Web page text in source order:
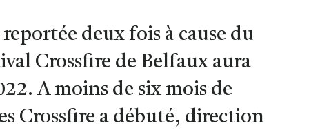
deux fois à cause du
Crossfire de Belfaux aura
A moins de six mois de
Crossfire a débuté, direction